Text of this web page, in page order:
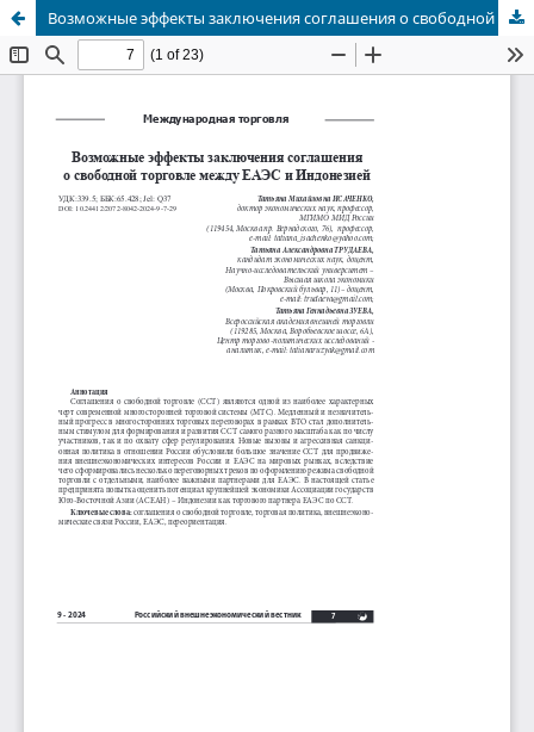
Возможные эффекты заключения соглашения о свободной торговле между ЕАЭС и Индонезией